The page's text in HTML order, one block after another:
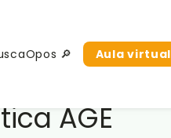
🔎 Aula virtual
AGE